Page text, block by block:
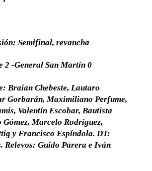
Semifinal, revancha
2 -General San Martín 0
Braian Chebeste, Lautaro
Gorbarán, Maximiliano Perfume,
Valentín Escobar, Bautista
Marcelo Rodríguez,
y Francisco Espíndola. DT:
Relevos: Guido Parera e Iván